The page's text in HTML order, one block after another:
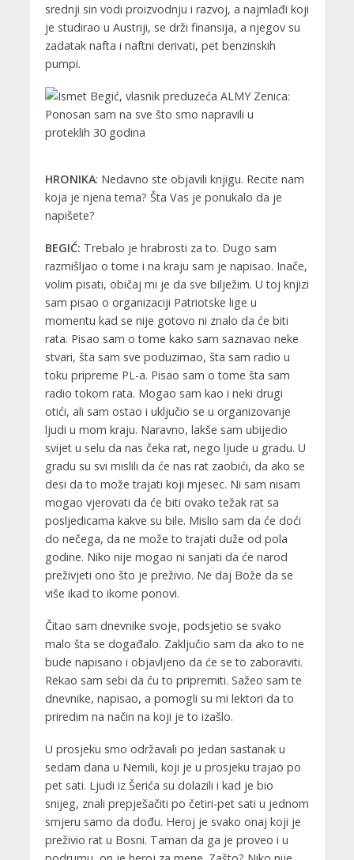
srednji sin vodi proizvodnju i razvoj, a najmlađi koji
je studirao u Austriji, se drži finansija, a njegov su
zadatak nafta i naftni derivati, pet benzinskih
pumpi.
HRONIKA: Nedavno ste objavili knjigu. Recite nam
koja je njena tema? Šta Vas je ponukalo da je
napišete?
BEGIĆ: Trebalo je hrabrosti za to. Dugo sam
razmišljao o tome i na kraju sam je napisao. Inače,
volim pisati, običaj mi je da sve bilježim. U toj knjizi
sam pisao o organizaciji Patriotske lige u
momentu kad se nije gotovo ni znalo da će biti
rata. Pisao sam o tome kako sam saznavao neke
stvari, šta sam sve poduzimao, šta sam radio u
toku pripreme PL-a. Pisao sam o tome šta sam
radio tokom rata. Mogao sam kao i neki drugi
otići, ali sam ostao i uključio se u organizovanje
ljudi u mom kraju. Naravno, lakše sam ubijedio
svijet u selu da nas čeka rat, nego ljude u gradu. U
gradu su svi mislili da će nas rat zaobići, da ako se
desi da to može trajati koji mjesec. Ni sam nisam
mogao vjerovati da će biti ovako težak rat sa
posljedicama kakve su bile. Mislio sam da će doći
do nečega, da ne može to trajati duže od pola
godine. Niko nije mogao ni sanjati da će narod
preživjeti ono što je preživio. Ne daj Bože da se
više ikad to ikome ponovi.
Čitao sam dnevnike svoje, podsjetio se svako
malo šta se događalo. Zaključio sam da ako to ne
bude napisano i objavljeno da će se to zaboraviti.
Rekao sam sebi da ću to pripremiti. Sažeo sam te
dnevnike, napisao, a pomogli su mi lektori da to
priredim na način na koji je to izašlo.
U prosjeku smo održavali po jedan sastanak u
sedam dana u Nemili, koji je u prosjeku trajao po
pet sati. Ljudi iz Šerića su dolazili i kad je bio
snijeg, znali prepješačiti po četiri-pet sati u jednom
smjeru samo da dođu. Heroj je svako onaj koji je
preživio rat u Bosni. Taman da ga je proveo i u